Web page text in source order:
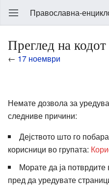
Православна-
Преглед на
← 17 ноември
Немате дозвола за
следниве причини:
Дејството што го
корисници во групата:
Морате да ја
пред да уредувате